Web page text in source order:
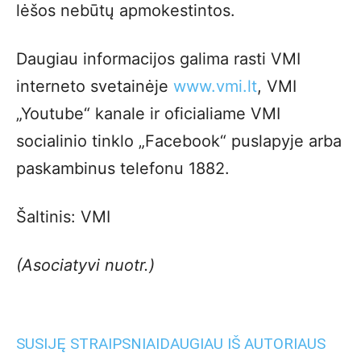
lėšos nebūtų apmokestintos.
Daugiau informacijos galima rasti VMI
interneto svetainėje www.vmi.lt, VMI
„Youtube“ kanale ir oficialiame VMI
socialinio tinklo „Facebook“ puslapyje arba
paskambinus telefonu 1882.
Šaltinis: VMI
(Asociatyvi nuotr.)
SUSIJĘ STRAIPSNIAIDAUGIAU IŠ AUTORIAUS